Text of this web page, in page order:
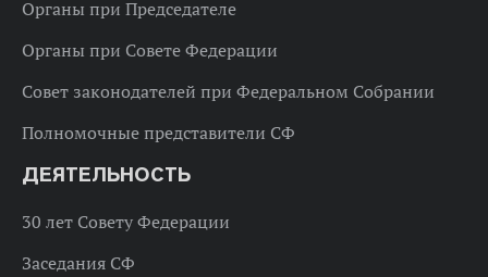
Органы при Председателе
Органы при Совете Федерации
Совет законодателей при Федеральном Собрании
Полномочные представители СФ
ДЕЯТЕЛЬНОСТЬ
30 лет Совету Федерации
Заседания СФ